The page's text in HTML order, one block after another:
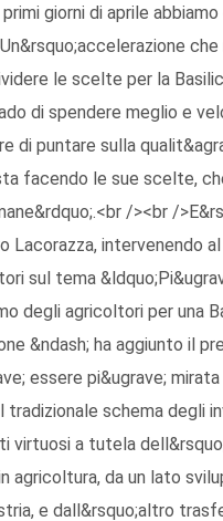
giorni di aprile
che
le scelte per la
di spendere meglio e
di puntare sulla
facendo le sue scelte,
/><br /
Lacorazza, intervenendo
sul tema
degli agricoltori per una
&ndash; ha aggiunto il
essere pi&ugrave;
tradizionale schema degli
virtuosi a tutela
agricoltura, da un lato
e dall&rsquo;altro